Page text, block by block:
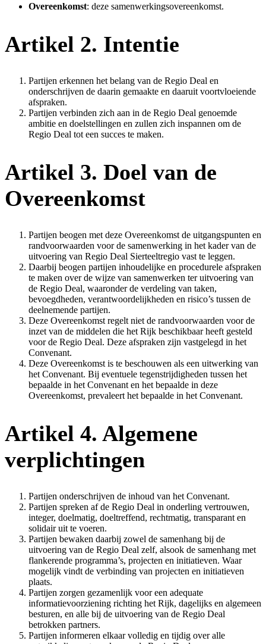
Overeenkomst: deze samenwerkingsovereenkomst.
Artikel 2. Intentie
Partijen erkennen het belang van de Regio Deal en
onderschrijven de daarin gemaakte en daaruit voortvloeiende
afspraken.
Partijen verbinden zich aan in de Regio Deal genoemde
ambitie en doelstellingen en zullen zich inspannen om de
Regio Deal tot een succes te maken.
Artikel 3. Doel van de
Overeenkomst
Partijen beogen met deze Overeenkomst de uitgangspunten en
randvoorwaarden voor de samenwerking in het kader van de
uitvoering van Regio Deal Sierteeltregio vast te leggen.
Daarbij beogen partijen inhoudelijke en procedurele afspraken
te maken over de wijze van samenwerken ter uitvoering van
de Regio Deal, waaronder de verdeling van taken,
bevoegdheden, verantwoordelijkheden en risico’s tussen de
deelnemende partijen.
Deze Overeenkomst regelt niet de randvoorwaarden voor de
inzet van de middelen die het Rijk beschikbaar heeft gesteld
voor de Regio Deal. Deze afspraken zijn vastgelegd in het
Convenant.
Deze Overeenkomst is te beschouwen als een uitwerking van
het Convenant. Bij eventuele tegenstrijdigheden tussen het
bepaalde in het Convenant en het bepaalde in deze
Overeenkomst, prevaleert het bepaalde in het Convenant.
Artikel 4. Algemene
verplichtingen
Partijen onderschrijven de inhoud van het Convenant.
Partijen spreken af de Regio Deal in onderling vertrouwen,
integer, doelmatig, doeltreffend, rechtmatig, transparant en
solidair uit te voeren.
Partijen bewaken daarbij zowel de samenhang bij de
uitvoering van de Regio Deal zelf, alsook de samenhang met
flankerende programma’s, projecten en initiatieven. Waar
mogelijk vindt de verbinding van projecten en initiatieven
plaats.
Partijen zorgen gezamenlijk voor een adequate
informatievoorziening richting het Rijk, dagelijks en algemeen
besturen, en alle bij de uitvoering van de Regio Deal
betrokken partners.
Partijen informeren elkaar volledig en tijdig over alle